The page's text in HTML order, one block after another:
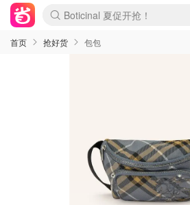
Boticinal 夏促开抢！
4折！lulu周四疯狂上新
还没结束！&OtherStories大促
Joybuy变相75折 随时失效
速领！Stanley独家85折
疑似霸哥！Camper额外叠85折
Zalando 奥莱闪促！每日更新
Moncler反季囤！5折起+叠9折
Coach Brooklyn仅€192
首页 抢好货 包包